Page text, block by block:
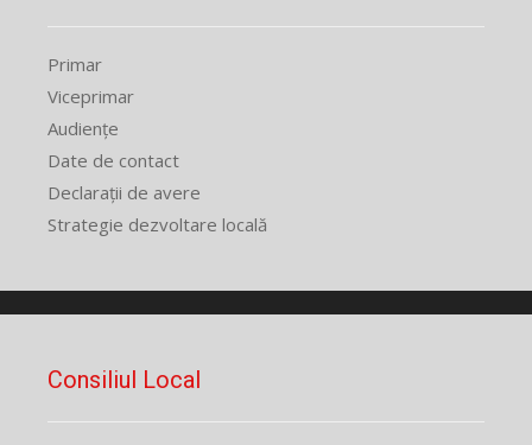
Primar
Viceprimar
Audiențe
Date de contact
Declarații de avere
Strategie dezvoltare locală
Consiliul Local